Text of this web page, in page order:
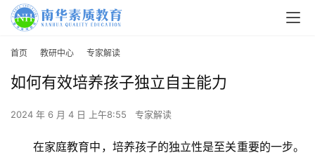
首页 教研中心 专家解读
如何有效培养孩子独立自主能力
2024 年 6 月 4 日 上午8:55 专家解读
在家庭教育中，培养孩子的独立性是至关重要的一步。